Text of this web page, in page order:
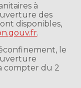
à
des
disponibles,
.
le
compter du 2